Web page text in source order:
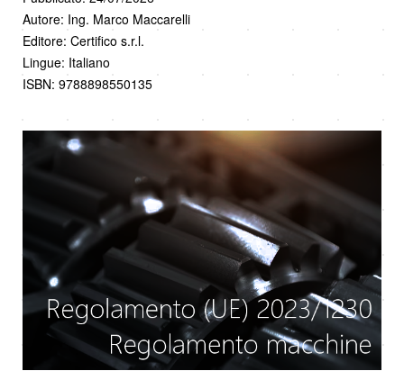
Autore: Ing. Marco Maccarelli
Editore: Certifico s.r.l.
Lingue: Italiano
ISBN: 9788898550135